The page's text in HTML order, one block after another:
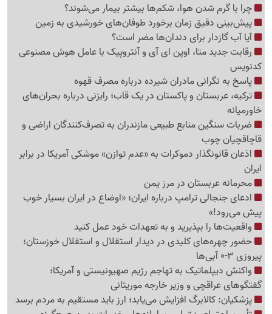
چرا با گرم شدن هوا، شکم‌ها بیشتر بیمار می‌شوند؟
پیش‌بینی دقیق زمان برخورد طوفان‌های خورشیدی به زمین
آیا آب گازدار برای دندان‌ها مضر است؟
رقابت جدید متا، اوپن ای آی و آنتروپیک با عامل هوش مصنوعی
کدنویس
پاسخ به نگرانی مادران شیرده درباره مصرف قهوه
ترکیه، عربستان و پاکستان در یک قاب؛ رایزنی درباره بحران‌های
خاورمیانه
ضربات سنگین منابع طبیعی مازندران به تصرف‌کنندگان اراضی و
قاچاقچیان چوب
اذعان قانونگذار دموکرات به «عدم توازن» موشکی آمریکا در برابر
ایران
محرمانه عربستان در مرز یمن
ادعای جنجالی ترامپ درباره ایران؛ «اوضاع در ایران بسیار خوب
پیش می‌رود!»
واقعیت‌ها را بپذیرید و به تعهدات خود عمل کنید
حضور چهره‌های کلیدی در دیدار استقلال و استقلال خوزستان؛
پیروزی 3-0 آبی‌ها
واکنش دیپلماتیک به تهاجم رژیم صهیونیستی و آمریکا؛
گفتگوهای عراقچی و وزیر خارجه موریتانی
پزشکیان: کالابرگ افزایش می‌یابد؛ ارز باید مستقیم به مردم برسد